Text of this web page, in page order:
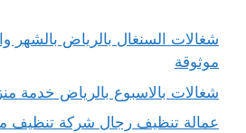
شغالات السنغال بالرياض بالشهر
موثوقة
شغالات بالاسبوع بالرياض خدمة منزلية
عمالة تنظيف رجال شركة تنظيف